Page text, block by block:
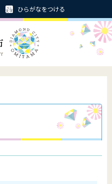
ひらがなをつける